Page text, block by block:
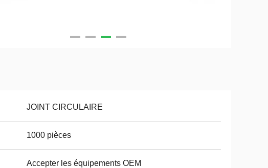
JOINT CIRCULAIRE
1000 pièces
Accepter les équipements OEM